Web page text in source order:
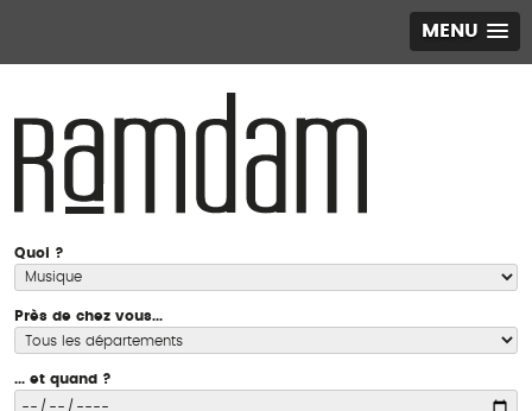
MENU
Quoi ?
Près de chez vous...
... et quand ?